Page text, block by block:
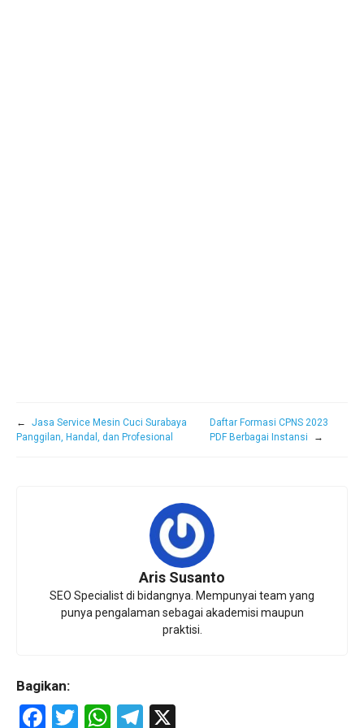
←
Jasa Service Mesin Cuci Surabaya
Panggilan, Handal, dan Profesional
Daftar Formasi CPNS 2023
PDF Berbagai Instansi
→
Aris Susanto
SEO Specialist di bidangnya. Mempunyai team yang
punya pengalaman sebagai akademisi maupun
praktisi.
Bagikan:
F
T
W T